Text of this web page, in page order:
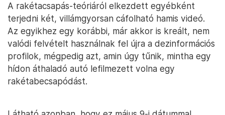
A rakétacsapás-teóriáról elkezdett egyébként
terjedni két, villámgyorsan cáfolható hamis videó.
Az egyikhez egy korábbi, már akkor is kreált, nem
valódi felvételt használnak fel újra a dezinformációs
profilok, mégpedig azt, amin úgy tűnik, mintha egy
hídon áthaladó autó lefilmezett volna egy
rakétabecsapódást.